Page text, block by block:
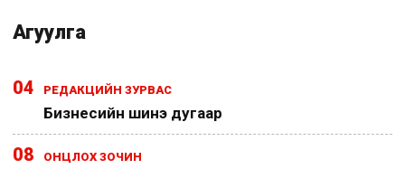
Агуулга
04 РЕДАКЦИЙН ЗУРВАС
Бизнесийн шинэ дугаар
08 ОНЦЛОХ ЗОЧИН